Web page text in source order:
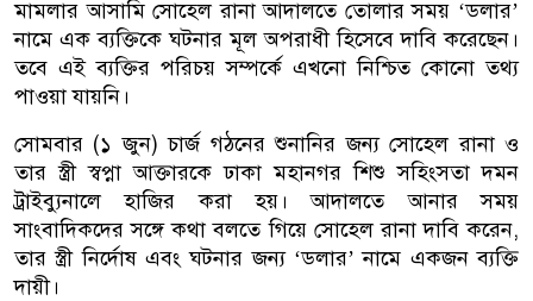
মামলার আসামি সোহেল রানা আদালতে তোলার সময় ‘ডলার’
নামে এক ব্যক্তিকে ঘটনার মূল অপরাধী হিসেবে দাবি করেছেন।
তবে এই ব্যক্তির পরিচয় সম্পর্কে এখনো নিশ্চিত কোনো তথ্য
পাওয়া যায়নি।
সোমবার (১ জুন) চার্জ গঠনের শুনানির জন্য সোহেল রানা ও
তার স্ত্রী স্বপ্না আক্তারকে ঢাকা মহানগর শিশু সহিংসতা দমন
ট্রাইব্যুনালে হাজির করা হয়। আদালতে আনার সময়
সাংবাদিকদের সঙ্গে কথা বলতে গিয়ে সোহেল রানা দাবি করেন,
তার স্ত্রী নির্দোষ এবং ঘটনার জন্য ‘ডলার’ নামে একজন ব্যক্তি
দায়ী।